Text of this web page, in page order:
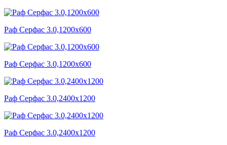
Раф Серфас 3.0,1200x600
Раф Серфас 3.0,1200x600
Раф Серфас 3.0,2400x1200
Раф Серфас 3.0,2400x1200